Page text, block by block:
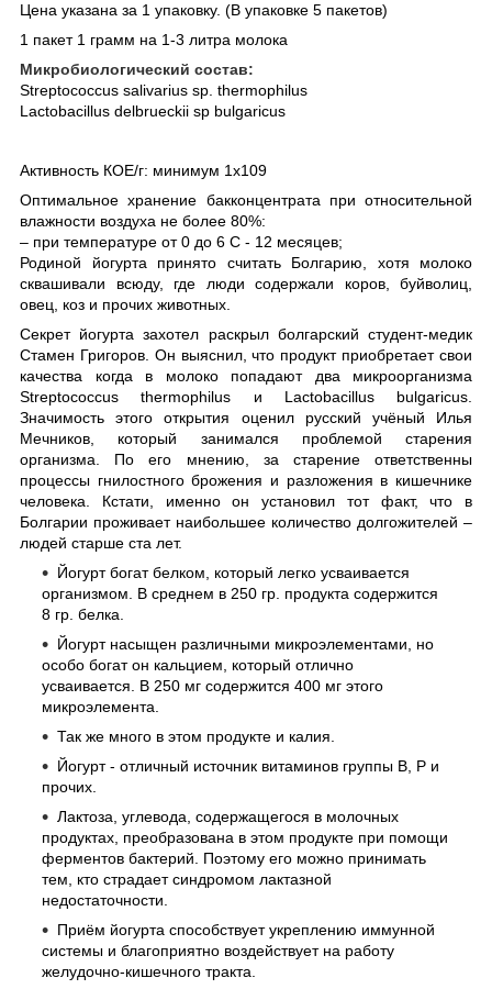
Цена указана за 1 упаковку. (В упаковке 5 пакетов)
1 пакет 1 грамм на 1-3 литра молока
Микробиологический состав:
Streptococcus salivarius sp. thermophilus
Lactobacillus delbrueckii sp bulgaricus
Активность КОЕ/г: минимум 1х109
Оптимальное хранение бакконцентрата при относительной
влажности воздуха не более 80%:
– при температуре от 0 до 6 С - 12 месяцев;
Родиной йогурта принято считать Болгарию, хотя молоко
сквашивали всюду, где люди содержали коров, буйволиц,
овец, коз и прочих животных.
Секрет йогурта захотел раскрыл болгарский студент-медик
Стамен Григоров. Он выяснил, что продукт приобретает свои
качества когда в молоко попадают два микроорганизма
Streptococcus thermophilus и Lactobacillus bulgaricus.
Значимость этого открытия оценил русский учёный Илья
Мечников, который занимался проблемой старения
организма. По его мнению, за старение ответственны
процессы гнилостного брожения и разложения в кишечнике
человека. Кстати, именно он установил тот факт, что в
Болгарии проживает наибольшее количество долгожителей –
людей старше ста лет.
Йогурт богат белком, который легко усваивается
организмом. В среднем в 250 гр. продукта содержится
8 гр. белка.
Йогурт насыщен различными микроэлементами, но
особо богат он кальцием, который отлично
усваивается. В 250 мг содержится 400 мг этого
микроэлемента.
Так же много в этом продукте и калия.
Йогурт - отличный источник витаминов группы В, Р и
прочих.
Лактоза, углевода, содержащегося в молочных
продуктах, преобразована в этом продукте при помощи
ферментов бактерий. Поэтому его можно принимать
тем, кто страдает синдромом лактазной
недостаточности.
Приём йогурта способствует укреплению иммунной
системы и благоприятно воздействует на работу
желудочно-кишечного тракта.